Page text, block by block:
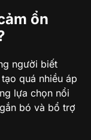
ổn
người biết
quá nhiều áp
lựa chọn nổi
bó và bổ trợ